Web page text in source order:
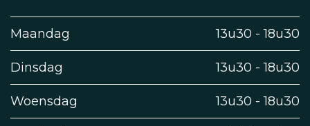
Maandag 13u30 - 18u30
Dinsdag 13u30 - 18u30
Woensdag 13u30 - 18u30